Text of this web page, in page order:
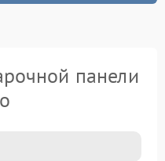
панели